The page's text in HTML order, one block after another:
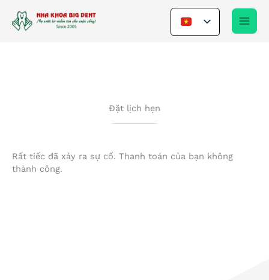
Đặt lịch hẹn
Rất tiếc đã xảy ra sự cố. Thanh toán của bạn không
thành công.